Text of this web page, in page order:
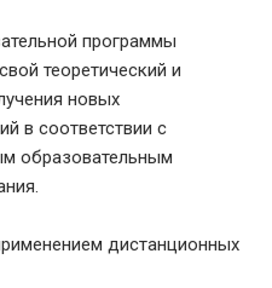
программы
теоретический и
новых
в соответствии с
образовательным
дистанционных